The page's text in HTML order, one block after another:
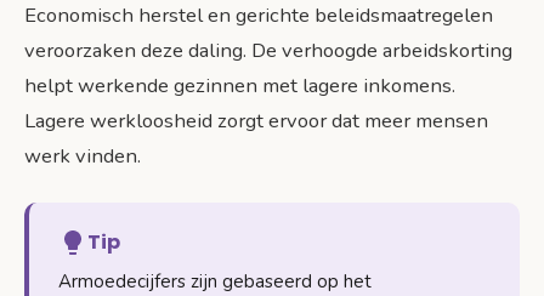
Economisch herstel en gerichte beleidsmaatregelen
veroorzaken deze daling. De verhoogde arbeidskorting
helpt werkende gezinnen met lagere inkomens.
Lagere werkloosheid zorgt ervoor dat meer mensen
werk vinden.
Tip
Armoedecijfers zijn gebaseerd op het